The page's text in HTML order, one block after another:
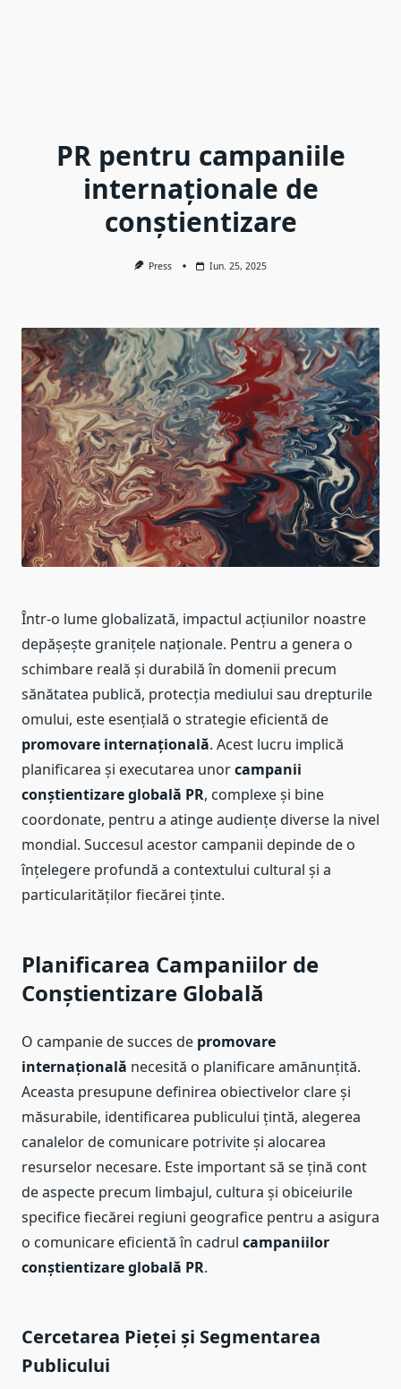
PR pentru campaniile
internaționale de
conștientizare
Press Iun. 25, 2025
Într-o lume globalizată, impactul acțiunilor noastre
depășește granițele naționale. Pentru a genera o
schimbare reală și durabilă în domenii precum
sănătatea publică, protecția mediului sau drepturile
omului, este esențială o strategie eficientă de
promovare internațională. Acest lucru implică
planificarea și executarea unorcampanii
conștientizare globală PR, complexe și bine
coordonate, pentru a atinge audiențe diverse la nivel
mondial. Succesul acestor campanii depinde de o
înțelegere profundă a contextului cultural și a
particularităților fiecărei ținte.
Planificarea Campaniilor de
Conștientizare Globală
O campanie de succes de promovare
internațională necesită o planificare amănunțită.
Aceasta presupune definirea obiectivelor clare și
măsurabile, identificarea publicului țintă, alegerea
canalelor de comunicare potrivite și alocarea
resurselor necesare. Este important să se țină cont
de aspecte precum limbajul, cultura și obiceiurile
specifice fiecărei regiuni geografice pentru a asigura
o comunicare eficientă în cadrul campaniilor
conștientizare globală PR.
Cercetarea Pieței și Segmentarea
Publicului